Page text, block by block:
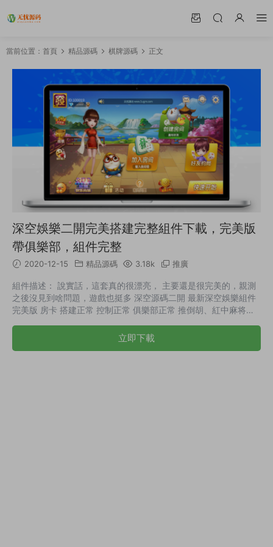
當前位置： 首頁 精品源碼 棋牌源碼 正文
深空娛樂二開完美搭建完整組件下載，完美版
帶俱樂部，組件完整
2020-12-15 精品源碼 3.18k 推廣
組件描述： 說實話，這套真的很漂亮， 主要還是很完美的，親測
之後沒見到啥問題，遊戲也挺多 深空源碼二開 最新深空娛樂組件
完美版 房卡 搭建正常 控制正常 俱樂部正常 推倒胡、紅中麻将、
西麻将等等很多 帶有詳細教程，非常簡單， 小白也能上手。 搭建
正常 控制正常 俱樂部正常 内含遊戲：推倒胡、紅中麻将、炸金
立即下載